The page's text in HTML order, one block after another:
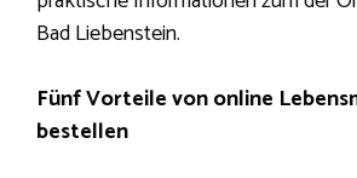
Bad Liebenstein.
Fünf Vorteile von online
bestellen